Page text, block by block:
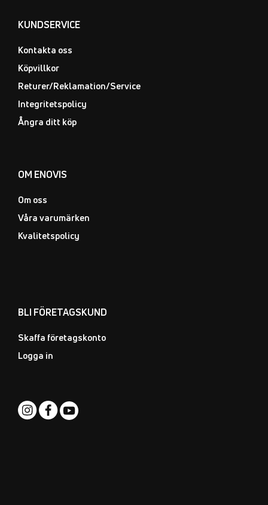
KUNDSERVICE
Kontakta oss
Köpvillkor
Returer/Reklamation/Service
Integritetspolicy
Ångra ditt köp
OM ENOVIS
Om oss
Våra varumärken
Kvalitetspolicy
BLI FÖRETAGSKUND
Skaffa företagskonto
Logga in